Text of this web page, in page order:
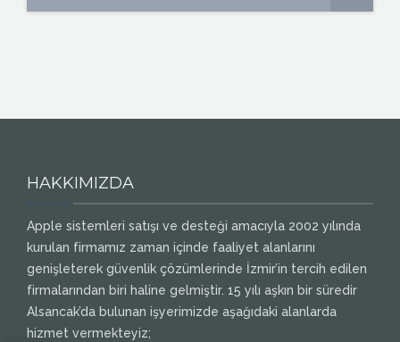
HAKKIMIZDA
Apple sistemleri satışı ve desteği amacıyla 2002 yılında
kurulan firmamız zaman içinde faaliyet alanlarını
genişleterek güvenlik çözümlerinde İzmir’in tercih edilen
firmalarından biri haline gelmiştir. 15 yılı aşkın bir süredir
Alsancak’da bulunan işyerimizde aşağıdaki alanlarda
hizmet vermekteyiz;